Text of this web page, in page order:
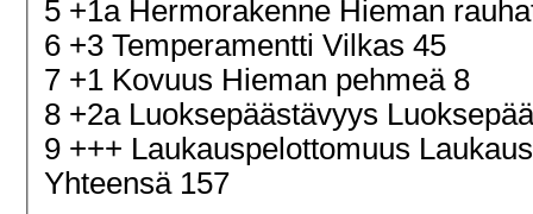
5 +1a Hermorakenne Hieman
6 +3 Temperamentti Vilkas 45
7 +1 Kovuus Hieman pehmeä 8
8 +2a Luoksepäästävyys
9 +++ Laukauspelottomuus
Yhteensä 157